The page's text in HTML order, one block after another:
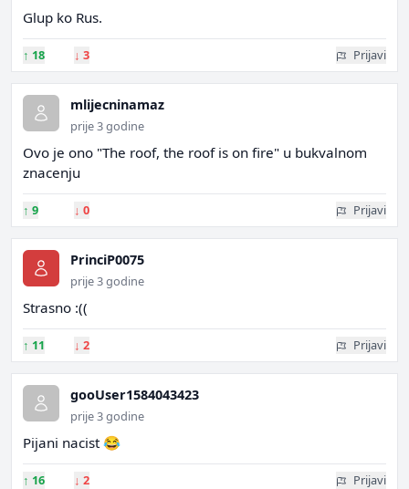
Glup ko Rus.
↑ 18 ↓ 3 Prijavi
mlijecninamaz
prije 3 godine
Ovo je ono "The roof, the roof is on fire" u bukvalnom
znacenju
↑ 9 ↓ 0 Prijavi
PrinciP0075
prije 3 godine
Strasno :((
↑ 11 ↓ 2 Prijavi
gooUser1584043423
prije 3 godine
Pijani nacist 😂
↑ 16 ↓ 2 Prijavi